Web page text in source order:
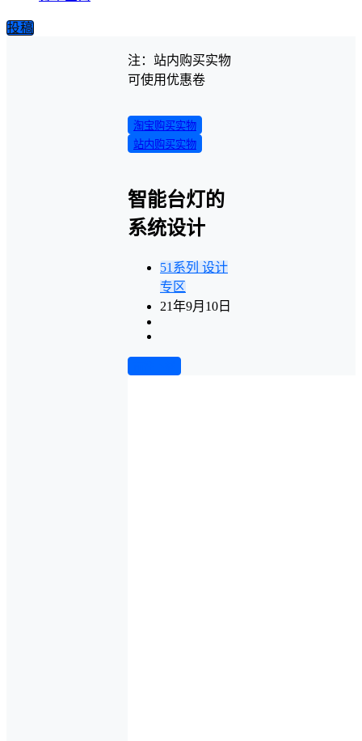
投稿
注：站内购买实物
可使用优惠卷
淘宝购买实物
站内购买实物
智能台灯的
系统设计
51系列 设计
专区
21年9月10日